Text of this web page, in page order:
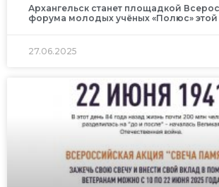
Архангельск станет площадкой
форума молодых учёных «Полюс»
27.06.2025